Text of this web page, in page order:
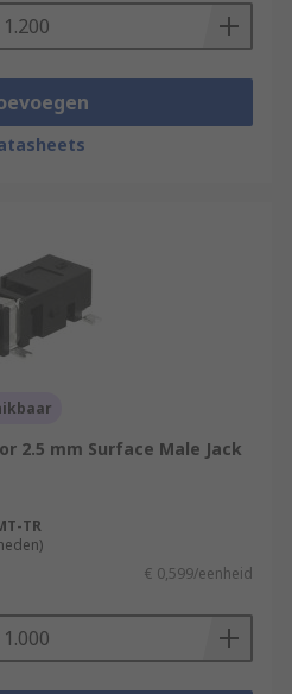
2.5 mm Surface Male Jack
TR
€ 0,599/eenheid